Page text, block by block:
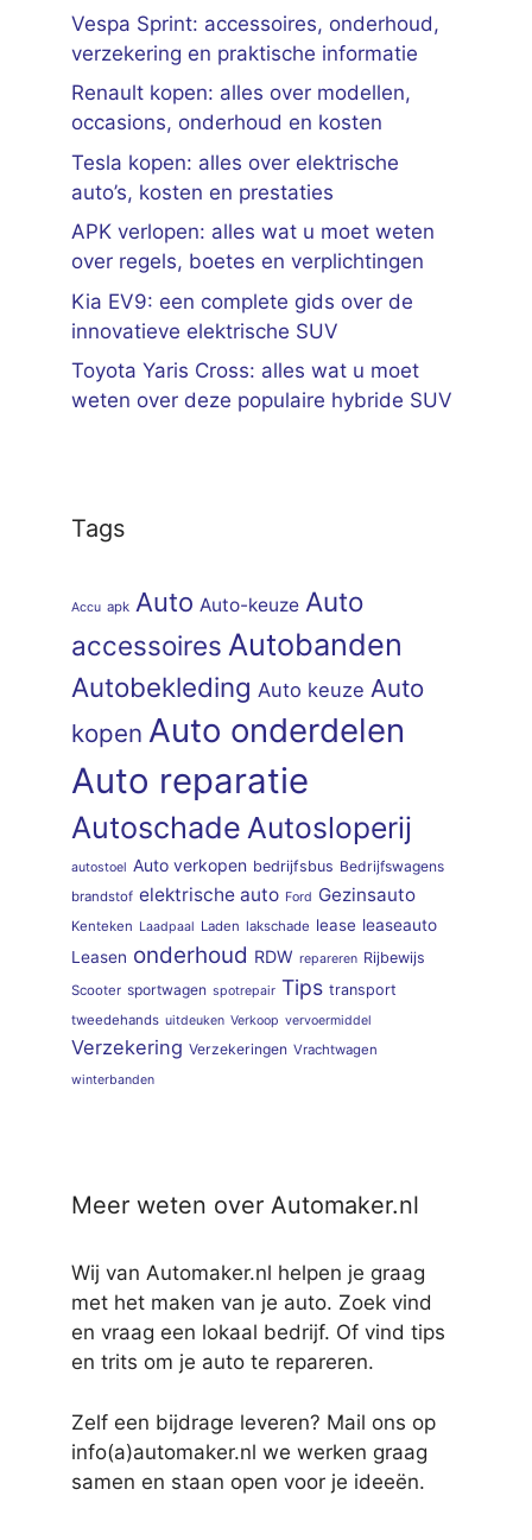
Vespa Sprint: accessoires, onderhoud,
verzekering en praktische informatie
Renault kopen: alles over modellen,
occasions, onderhoud en kosten
Tesla kopen: alles over elektrische
auto’s, kosten en prestaties
APK verlopen: alles wat u moet weten
over regels, boetes en verplichtingen
Kia EV9: een complete gids over de
innovatieve elektrische SUV
Toyota Yaris Cross: alles wat u moet
weten over deze populaire hybride SUV
Tags
Accu apk Auto Auto-keuze Auto
accessoires Autobanden
Autobekleding Auto keuze Auto
kopen Auto onderdelen
Auto reparatie
Autoschade Autosloperij
autostoel Auto verkopen bedrijfsbus Bedrijfswagens
brandstof elektrische auto Ford Gezinsauto
Kenteken Laadpaal Laden lakschade lease leaseauto
Leasen onderhoud RDW repareren Rijbewijs
Scooter sportwagen spotrepair Tips transport
tweedehands uitdeuken Verkoop vervoermiddel
Verzekering Verzekeringen Vrachtwagen
winterbanden
Meer weten over Automaker.nl
Wij van Automaker.nl helpen je graag
met het maken van je auto. Zoek vind
en vraag een lokaal bedrijf. Of vind tips
en trits om je auto te repareren.
Zelf een bijdrage leveren? Mail ons op
info(a)automaker.nl we werken graag
samen en staan open voor je ideeën.